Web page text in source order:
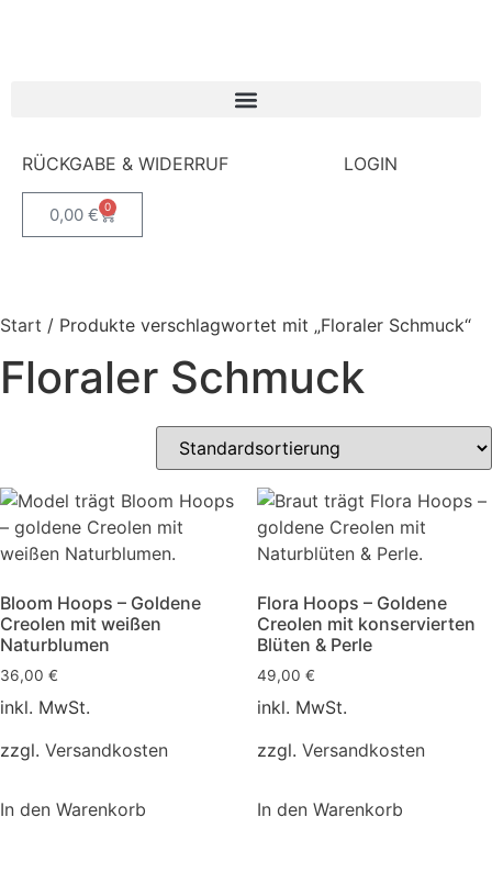
RÜCKGABE & WIDERRUF LOGIN
0,00 € 0
Start / Produkte verschlagwortet mit „Floraler Schmuck“
Floraler Schmuck
Bloom Hoops – Goldene
Creolen mit weißen
Naturblumen
36,00 €
inkl. MwSt.
zzgl. Versandkosten
In den Warenkorb
Flora Hoops – Goldene
Creolen mit konservierten
Blüten & Perle
49,00 €
inkl. MwSt.
zzgl. Versandkosten
In den Warenkorb